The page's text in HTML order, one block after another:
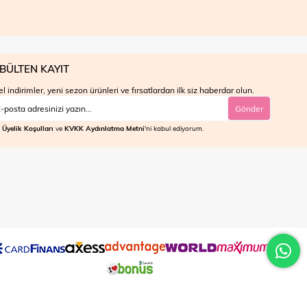
KAYIT
indirimler, yeni sezon ürünleri ve fırsatlardan ilk siz haberdar olun.
Gönder
Üyelik Koşulları ve KVKK Aydınlatma Metni'ni kabul ediyorum.